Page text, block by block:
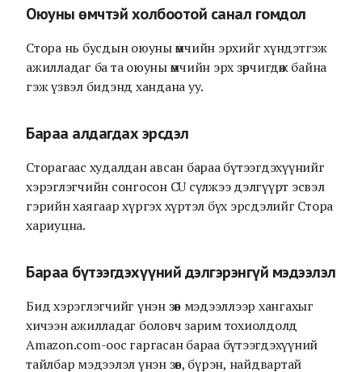
Оюуны өмчтэй холбоотой санал гомдол
Стора нь бусдын оюуны өмчийн эрхийг хүндэтгэж
ажилладаг ба та оюуны өмчийн эрх зөрчигдөж байна
гэж үзвэл бидэнд хандана уу.
Бараа алдагдах эрсдэл
Сторагаас худалдан авсан бараа бүтээгдэхүүнийг
хэрэглэгчийн сонгосон CU сүлжээ дэлгүүрт эсвэл
гэрийн хаягаар хүргэх хүртэл бүх эрсдэлийг Стора
хариуцна.
Бараа бүтээгдэхүүний дэлгэрэнгүй мэдээлэл
Бид хэрэглэгчийг үнэн зөв мэдээллээр хангахыг
хичээн ажилладаг боловч зарим тохиолдолд
Amazon.com-оос гаргасан бараа бүтээгдэхүүний
тайлбар мэдээлэл үнэн зөв, бүрэн, найдвартай